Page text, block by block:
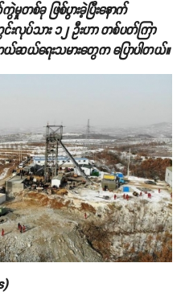
စ်ခု ဖြစ်ပွားခဲ့ပြီးနောက်
းလုပ်သား ၁၂ ဦးဟာ တစ်ပတ်ကြာ
ယ်ရေးသမားတွေက ပြောပါတယ်။